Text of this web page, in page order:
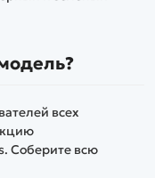
всех
Соберите всю